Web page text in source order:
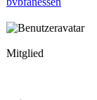
Mitglied